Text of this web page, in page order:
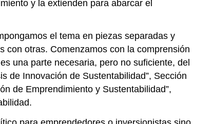
y la extienden para abarcar el
el tema en piezas separadas y
con otras. Comenzamos con la comprensión
una parte necesaria, pero no suficiente, del
de Innovación de Sustentabilidad”, Sección
de Emprendimiento y Sustentabilidad”,